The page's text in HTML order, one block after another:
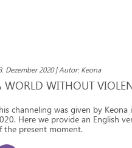
Dezember 2020 | Autor: Keona
WORLD WITHOUT
channeling was given by
Here we provide an English
the present moment.